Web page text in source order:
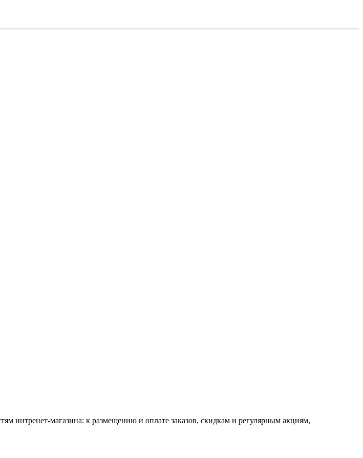
интренет-магазина: к размещению и оплате заказов, скидкам и регулярным акциям,